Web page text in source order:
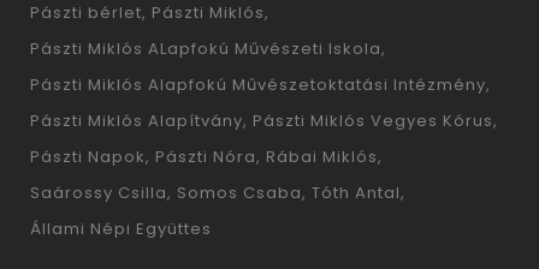
Pászti bérlet Pászti Miklós
Pászti Miklós ALapfokú Művészeti Iskola
Pászti Miklós Alapfokú Művészetoktatási Intézmény
Pászti Miklós Alapítvány Pászti Miklós Vegyes Kórus
Pászti Napok Pászti Nóra Rábai Miklós
Saárossy Csilla Somos Csaba Tóth Antal
Állami Népi Együttes